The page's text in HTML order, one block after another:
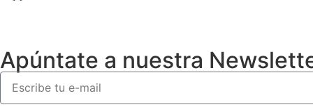
Apúntate a nuestra